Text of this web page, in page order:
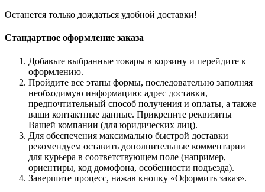
Останется только дождаться удобной доставки!
Стандартное оформление заказа
Добавьте выбранные товары в корзину и перейдите к
оформлению.
Пройдите все этапы формы, последовательно заполняя
необходимую информацию: адрес доставки,
предпочтительный способ получения и оплаты, а также
ваши контактные данные. Прикрепите реквизиты
Вашей компании (для юридических лиц).
Для обеспечения максимально быстрой доставки
рекомендуем оставить дополнительные комментарии
для курьера в соответствующем поле (например,
ориентиры, код домофона, особенности подъезда).
Завершите процесс, нажав кнопку «Оформить заказ».